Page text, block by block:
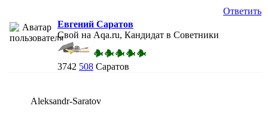
Ответить
Евгений Саратов
Свой на Aqa.ru, Кандидат в Советники
3742 508 Саратов
Aleksandr-Saratov